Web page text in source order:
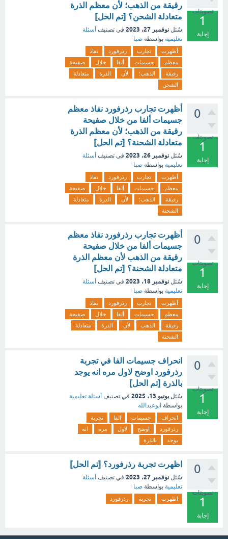
تصويتات
1
إجابة
رقيقة من الذهب؛ لأن معظم الذرة
متعادلة الشحن؟ [تم الحل]
سُئل نوفمبر 27، 2023 في تصنيف أسئلة
تعليمية بواسطة صبا
أظهرت تجارب رذرفورد
نفاذ
معظم
جسيمات ألفا خلال
صفيحة
رقيقة
الذهب؛ لأن الذرة
متعادلة
الشحن
0
تصويتات
1
إجابة
أظهرت تجارب رذرفورد نفاذ معظم
جسيمات ألفا من خلال صفيحة
رقيقة من الذهب؛ لأن معظم الذرة
متعادلة الشحنة؟ [تم الحل]
سُئل نوفمبر 26، 2023 في تصنيف أسئلة
تعليمية بواسطة صبا
أظهرت تجارب رذرفورد
نفاذ
معظم
جسيمات ألفا خلال
صفيحة
رقيقة
الذهب؛ لأن الذرة
متعادلة
الشحنة
0
تصويتات
1
إجابة
أظهرت تجارب رذرفورد نفاذ معظم
جسيمات ألفا من خلال صفيحة
رقيقة من الذهب لأن معظم الذرة
متعادلة الشحنة؟ [تم الحل]
سُئل نوفمبر 18، 2023 في تصنيف أسئلة
تعليمية بواسطة صبا
أظهرت تجارب رذرفورد
نفاذ
معظم
جسيمات ألفا خلال
صفيحة
رقيقة
الذهب لأن الذرة
متعادلة
الشحنة
0
تصويتات
1
إجابة
انحراف جسيمات الفا في تجربة
رذرفورد اوضح لاول مره انه يوجد
بالذرة [تم الحل]
سُئل يونيو 13، 2025 في تصنيف أسئلة تعليمية
بواسطة ابوعبدالله
انحراف جسيمات الفا
تجربة
رذرفورد
اوضح لاول مره
انه
يوجد
بالذرة
0
تصويتات
1
إجابة
اظهرت تجربة رذرفورد؟ [تم الحل]
سُئل نوفمبر 27، 2023 في تصنيف أسئلة
تعليمية بواسطة صبا
اظهرت تجربة رذرفورد